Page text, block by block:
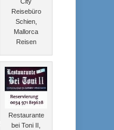
Reisebüro
Schien,
Mallorca
Reisen
Restaurante
bei Toni II,